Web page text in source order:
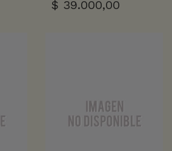
$ 39.000,00